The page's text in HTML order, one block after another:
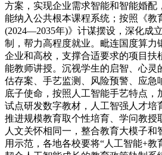
方案，实现企业需求智能和智能婚配
能纳入公共根本课程系统；按照《教
(2024—2035年)》计谋摆设，深化成
制，帮力高程度就业。毗连国度算力
企业和高校，支撑合适要求的项目扶
能教师讲授。沉视学生的启智、心灵
估存案、手艺监测、风险预警、应急
底子使命，按照人工智能手艺特点，
试点研发数字教材，人工智强人才培
推进规模教育取个性培育、学问教授
人文关怀相同一，整合教育大模子和
用示范，各地各校要将“人工智能+教